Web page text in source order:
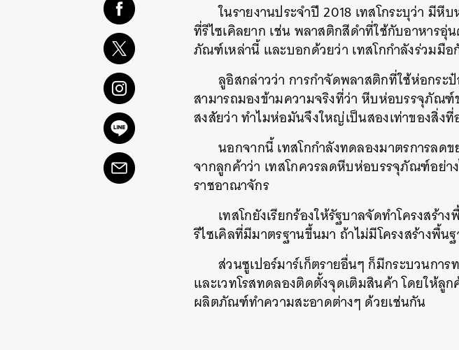
ในรายงานประจำปี 2018 เทสโกระบุว่า มี
ที่รีไซเคิลยาก เช่น พลาสติกสีดำที่ใช้กับอาหารอุ่
ภัณฑ์เหล่านี้ และบอกด้วยว่า เทสโกกำลังร่วมมื
ลูอิสกล่าวว่า การกำจัดพลาสติกที่ใช้ห่อกระ
สามารถมองข้ามความจริงที่ว่า หีบห่อบรรจุภัณ
สงสัยว่า ทำไมห่อมันจึงใหญ่เป็นสองเท่าของสิ่งที่
นอกจากนี้ เทสโกกำลังทดลองมาตรการลด
จากลูกค้าว่า เทสโกควรลดหีบห่อบรรจุภัณฑ์อย่า
ราชอาณาจักร
เทสโกยังเรียกร้องให้รัฐบาลจัดทำโครงสร้
รีไซเคิลที่มีมาตรฐานขึ้นมา ถ้าไม่มีโครงสร้างพื้น
ส่วนซูเปอร์มาร์เก็ตรายอื่นๆ ก็มีกระบวนก
และเวทโรสทดลองติดตั้งจุดเติมสินค้า โดยให้
ผลิตภัณฑ์ทำความสะอาดต่างๆ ด้วยเช่นกัน